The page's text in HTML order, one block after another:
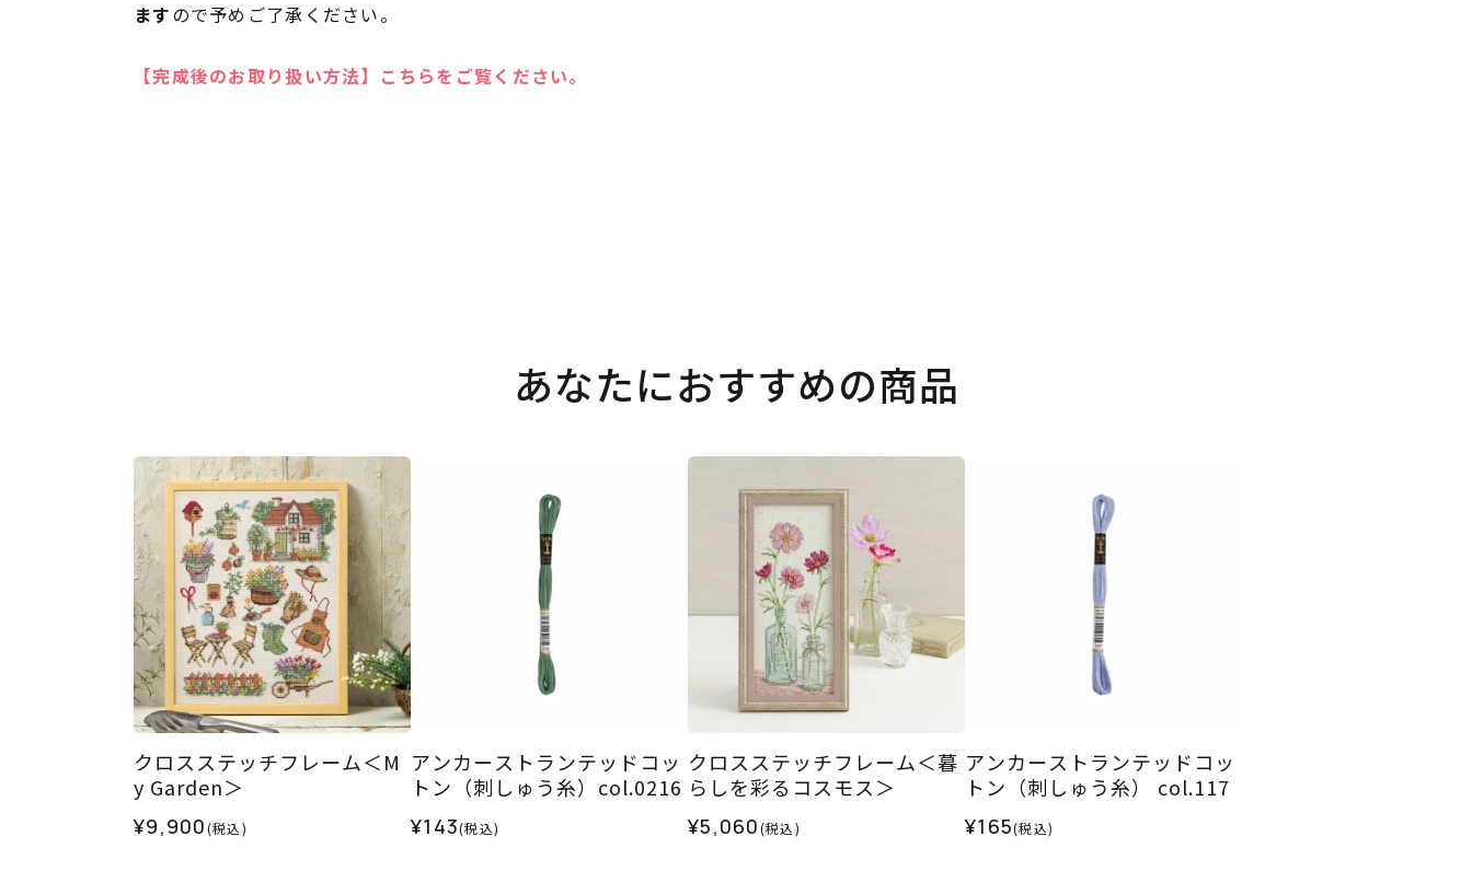
ますので予めご了承ください。
【完成後のお取り扱い方法】こちらをご覧ください。
あなたにおすすめの商品
クロスステッチフレーム＜M
y Garden＞
¥9,900(税込)
アンカーストランテッドコッ
トン（刺しゅう糸）col.0216
¥143(税込)
クロスステッチフレーム＜暮
らしを彩るコスモス＞
¥5,060(税込)
アンカーストランテッドコッ
トン（刺しゅう糸） col.117
¥165(税込)